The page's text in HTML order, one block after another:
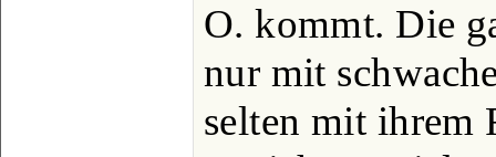
O. kommt. Die
nur mit
selten mit ihrem